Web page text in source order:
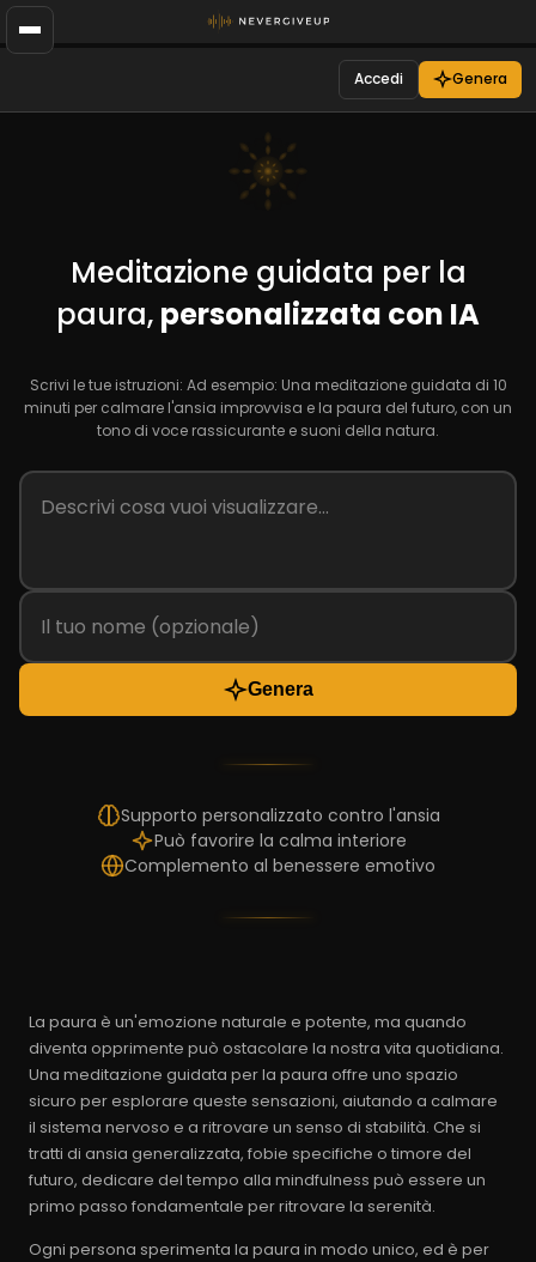
Accedi Genera
Meditazione guidata per la
paura, personalizzata con IA
Scrivi le tue istruzioni: Ad esempio: Una meditazione guidata di 10
minuti per calmare l'ansia improvvisa e la paura del futuro, con un
tono di voce rassicurante e suoni della natura.
Genera
Supporto personalizzato contro l'ansia
Può favorire la calma interiore
Complemento al benessere emotivo
La paura è un'emozione naturale e potente, ma quando
diventa opprimente può ostacolare la nostra vita quotidiana.
Una meditazione guidata per la paura offre uno spazio
sicuro per esplorare queste sensazioni, aiutando a calmare
il sistema nervoso e a ritrovare un senso di stabilità. Che si
tratti di ansia generalizzata, fobie specifiche o timore del
futuro, dedicare del tempo alla mindfulness può essere un
primo passo fondamentale per ritrovare la serenità.
Ogni persona sperimenta la paura in modo unico, ed è per